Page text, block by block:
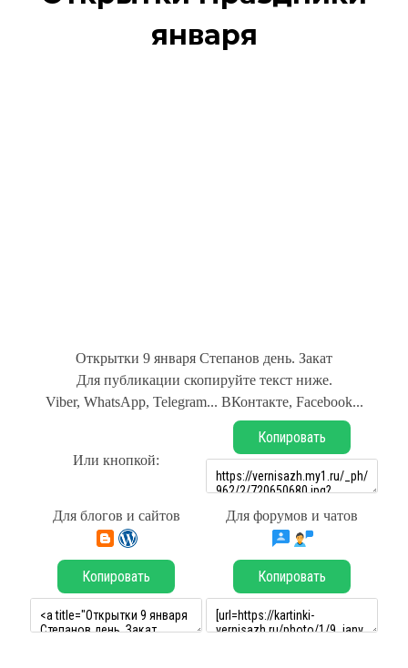
января
Открытки 9 января Степанов день. Закат
Для публикации скопируйте текст ниже.
Viber, WhatsApp, Telegram... ВКонтакте, Facebook...
Или кнопкой:
Копировать
Для блогов и сайтов Для форумов и чатов
Копировать Копировать